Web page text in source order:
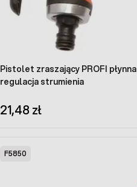
Pistolet zraszający PROFI płynna
regulacja strumienia
21,48 zł
F5850